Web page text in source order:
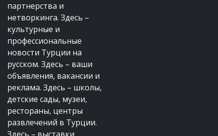
партнерства и
нетворкинга. Здесь –
культурные и
профессиональные
новости Турции на
русском. Здесь – ваши
объявления, вакансии и
реклама. Здесь – школы,
детские сады, музеи,
рестораны, центры
развлечений в Турции.